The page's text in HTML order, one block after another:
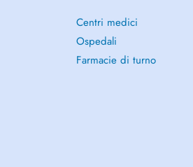
Centri medici
Ospedali
Farmacie di turno